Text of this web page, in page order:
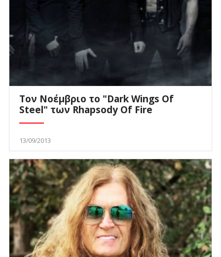
Τον Νοέμβριο το "Dark Wings Of
Steel" των Rhapsody Of Fire
13/09/2013